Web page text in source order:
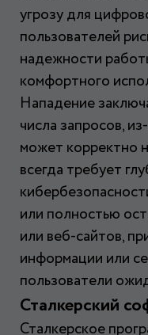
угрозу для
пользователей
надежности
комфортного
Нападение
числа запросов,
может корректно
всегда требует
или полностью
или веб-сайтов,
информации или
пользователи
Сталкерский
Сталкерское